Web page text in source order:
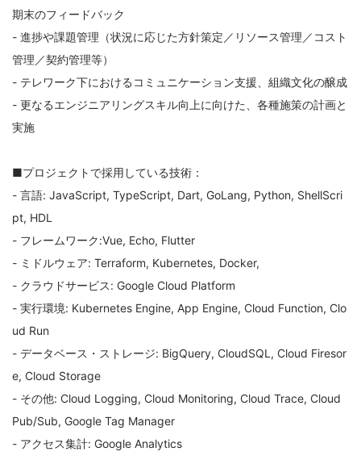
期末のフィードバック
- 進捗や課題管理（状況に応じた方針策定／リソース管理／コスト
管理／契約管理等）
- テレワーク下におけるコミュニケーション支援、組織文化の醸成
- 更なるエンジニアリングスキル向上に向けた、各種施策の計画と
実施
■プロジェクトで採用している技術：
- 言語: JavaScript, TypeScript, Dart, GoLang, Python, ShellScri
pt, HDL
- フレームワーク:Vue, Echo, Flutter
- ミドルウェア: Terraform, Kubernetes, Docker,
- クラウドサービス: Google Cloud Platform
- 実行環境: Kubernetes Engine, App Engine, Cloud Function, Clo
ud Run
- データベース・ストレージ: BigQuery, CloudSQL, Cloud Firesor
e, Cloud Storage
- その他: Cloud Logging, Cloud Monitoring, Cloud Trace, Cloud
Pub/Sub, Google Tag Manager
- アクセス集計: Google Analytics